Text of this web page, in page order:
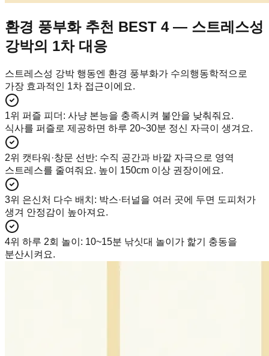
환경 풍부화 추천 BEST 4 — 스트레스성
강박의 1차 대응
스트레스성 강박 행동엔 환경 풍부화가 수의행동학적으로
가장 효과적인 1차 접근이에요.
1위 퍼즐 피더 : 사냥 본능을 충족시켜 불안을 낮춰줘요.
식사를 퍼즐로 제공하면 하루 20~30분 정신 자극이 생겨요.
2위 캣타워·창문 선반: 수직 공간과 바깥 자극으로 영역
스트레스를 줄여줘요. 높이 150cm 이상 권장이에요.
3위 은신처 다수 배치 : 박스·터널을 여러 곳에 두면 도피처가
생겨 안정감이 높아져요.
4위 하루 2회 놀이 : 10~15분 낚싯대 놀이가 핥기 충동을
분산시켜요.